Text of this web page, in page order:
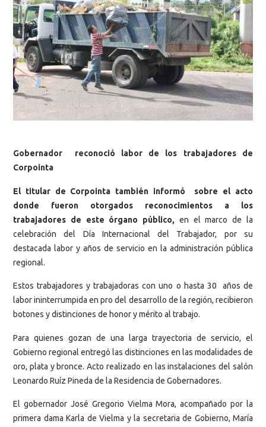
Gobernador reconoció labor de los trabajadores de
Corpointa
El titular de Corpointa también informó sobre el acto
donde fueron otorgados reconocimientos a los
trabajadores de este órgano público, en el marco de la
celebración del Día Internacional del Trabajador, por su
destacada labor y años de servicio en la administración pública
regional.
Estos trabajadores y trabajadoras con uno o hasta 30 años de
labor ininterrumpida en pro del desarrollo de la región, recibieron
botones y distinciones de honor y mérito al trabajo.
Para quienes gozan de una larga trayectoria de servicio, el
Gobierno regional entregó las distinciones en las modalidades de
oro, plata y bronce. Acto realizado en las instalaciones del salón
Leonardo Ruíz Pineda de la Residencia de Gobernadores.
El gobernador José Gregorio Vielma Mora, acompañado por la
primera dama Karla de Vielma y la secretaria de Gobierno, María